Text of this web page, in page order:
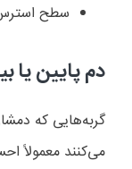
سطح
دم پایین یا
گربه‌هایی که
می‌کنند معمولاً